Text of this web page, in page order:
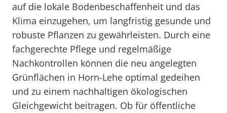
auf die lokale Bodenbeschaffenheit und das
Klima einzugehen, um langfristig gesunde und
robuste Pflanzen zu gewährleisten. Durch eine
fachgerechte Pflege und regelmäßige
Nachkontrollen können die neu angelegten
Grünflächen in Horn-Lehe optimal gedeihen
und zu einem nachhaltigen ökologischen
Gleichgewicht beitragen. Ob für öffentliche